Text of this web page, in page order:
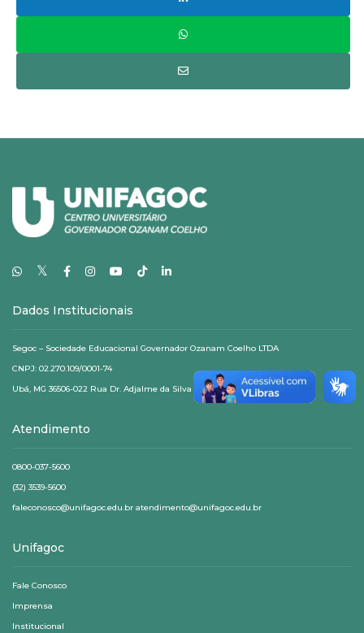
𝕏
Dados Institucionais
Segoc – Sociedade Educacional Governador Ozanam Coelho LTDA
CNPJ: 02.270.109/0001-74
Ubá, MG 36506-022 Rua Dr. Adjalme da Silva Botelho, 20
Atendimento
0800-037-5600
(32) 3539-5600
faleconosco@unifagoc.edu.br atendimento@unifagoc.edu.br
Unifagoc
Fale Conosco
Imprensa
Institucional